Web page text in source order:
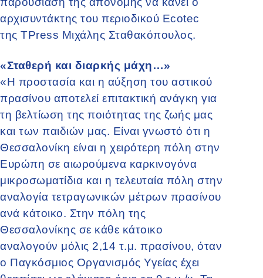
αρχισυντάκτης του περιοδικού Ecotec
της TPress Μιχάλης Σταθακόπουλος.
«Σταθερή και διαρκής μάχη…»
«Η προστασία και η αύξηση του αστικού
πρασίνου αποτελεί επιτακτική ανάγκη για
τη βελτίωση της ποιότητας της ζωής μας
και των παιδιών μας. Είναι γνωστό ότι η
Θεσσαλονίκη είναι η χειρότερη πόλη στην
Ευρώπη σε αιωρούμενα καρκινογόνα
μικροσωματίδια και η τελευταία πόλη στην
αναλογία τετραγωνικών μέτρων πρασίνου
ανά κάτοικο. Στην πόλη της
Θεσσαλονίκης σε κάθε κάτοικο
αναλογούν μόλις 2,14 τ.μ. πρασίνου, όταν
ο Παγκόσμιος Οργανισμός Υγείας έχει